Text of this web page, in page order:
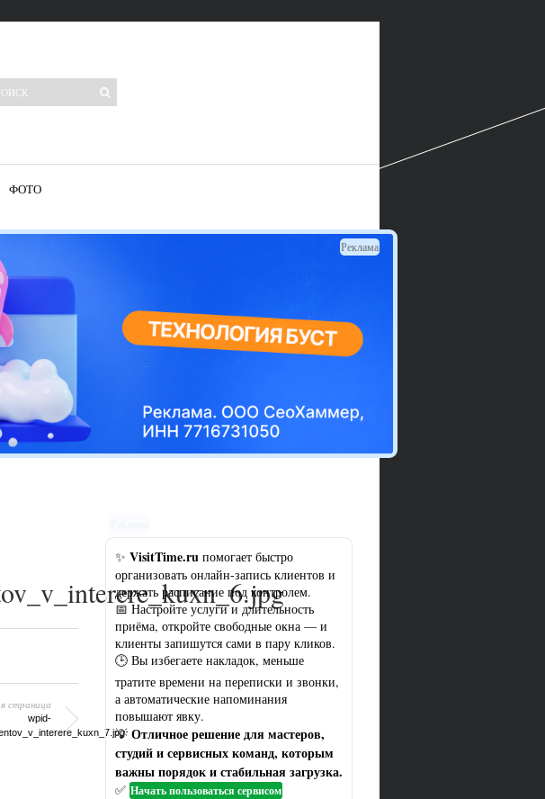
самураев
хозяйки
и монтаж
для кухни
вариант дизайна
применения
фантазия, плюс навыки
инструкция
хозяек
выбору оптимального
ФОТО
Реклама
страница
wpid-
✨ VisitTime.ru помогает быстро
организовать онлайн-запись клиентов и
держать расписание под контролем.
📅 Настройте услуги и длительность
приёма, откройте свободные окна — и
клиенты запишутся сами в пару кликов.
🕒 Вы избегаете накладок, меньше
тратите времени на переписки и звонки,
а автоматические напоминания
повышают явку.
💡 Отличное решение для мастеров,
студий и сервисных команд, которым
важны порядок и стабильная загрузка.
✅ Начать пользоваться сервисом